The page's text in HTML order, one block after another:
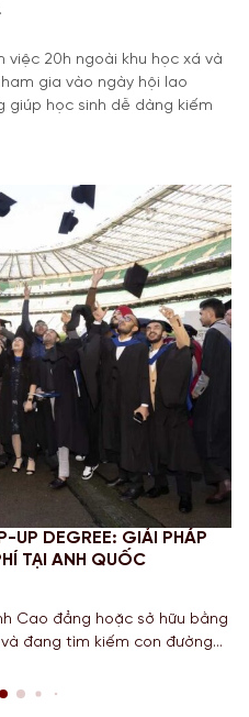
việc 20h ngoài khu học xá và
gia vào ngày hội lao
giúp học sinh dễ dàng kiếm
UP DEGREE: GIẢI PHÁP
TẠI ANH QUỐC
Cao đẳng hoặc sở hữu bằng
và đang tìm kiếm con đường
đầu? Lộ trình chuyển tiếp